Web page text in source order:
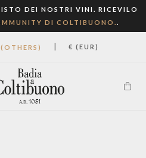
DEI NOSTRI VINI. RICEVILO
DI COLTIBUONO..
| € (EUR)